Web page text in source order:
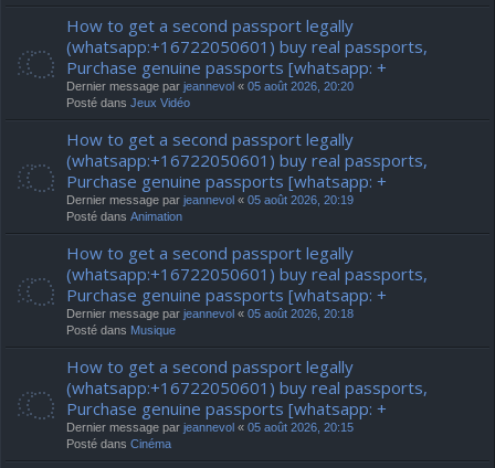
How to get a second passport legally
(whatsapp:+16722050601) buy real passports,
Purchase genuine passports [whatsapp: +
Dernier message par jeannevol « 05 août 2026, 20:20
Posté dans Jeux Vidéo
How to get a second passport legally
(whatsapp:+16722050601) buy real passports,
Purchase genuine passports [whatsapp: +
Dernier message par jeannevol « 05 août 2026, 20:19
Posté dans Animation
How to get a second passport legally
(whatsapp:+16722050601) buy real passports,
Purchase genuine passports [whatsapp: +
Dernier message par jeannevol « 05 août 2026, 20:18
Posté dans Musique
How to get a second passport legally
(whatsapp:+16722050601) buy real passports,
Purchase genuine passports [whatsapp: +
Dernier message par jeannevol « 05 août 2026, 20:15
Posté dans Cinéma